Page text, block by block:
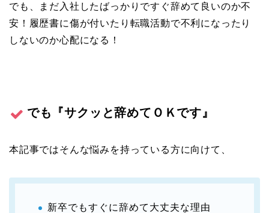
でも、まだ入社したばっかりですぐ辞めて良いのか不
安！履歴書に傷が付いたり転職活動で不利になったり
しないのか心配になる！
でも『サクッと辞めてＯＫです』
本記事ではそんな悩みを持っている方に向けて、
新卒でもすぐに辞めて大丈夫な理由